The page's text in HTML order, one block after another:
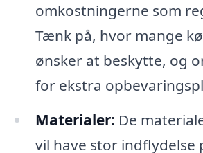
omkostningerne som
Tænk på, hvor mange
ønsker at beskytte, og
for ekstra
Materialer: De
vil have stor indflydelse